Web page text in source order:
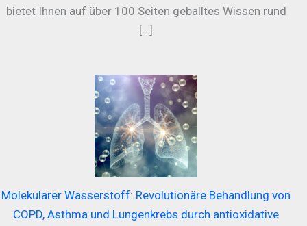
bietet Ihnen auf über 100 Seiten geballtes Wissen rund
[…]
Molekularer Wasserstoff: Revolutionäre Behandlung von
COPD, Asthma und Lungenkrebs durch antioxidative